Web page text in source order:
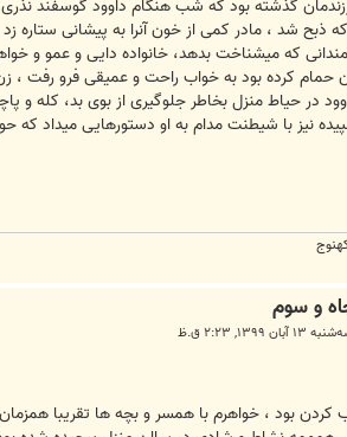
گذشته بود که شب هنگام داوود گوسفند
شد ، مادر کمی از خون آنرا به پیشانی ستاره
که میشناخت بدهد، خانواده دایی و عمو و
حمام کرده بود به خواب راحت و عمیقی فرو رفت
در حیاط منزل بخاطر جلوگیری از بوی بد، کله و
نیز با شیطنت مدام به او دستورهایی میداد که حوزه
و سوم
۱۳ آبان ۱۳۹۹, ۲:۲۳ ق.ظ
بود ، خواهرم با همسر و بچه ها تقریبا